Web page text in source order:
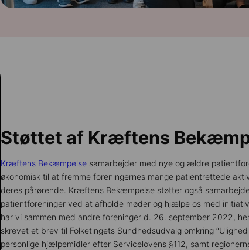
Støttet af Kræftens
Kræftens Bekæmpelse samarbejder med nye og ældre
økonomisk til at fremme foreningernes mange patientrettede
deres pårørende. Kræftens Bekæmpelse støtter også
patientforeninger ved at afholde møder og hjælpe os med
har vi sammen med andre foreninger d. 26. september 2022,
skrevet et brev til Folketingets Sundhedsudvalg omkring
personlige hjælpemidler efter Servicelovens §112, samt